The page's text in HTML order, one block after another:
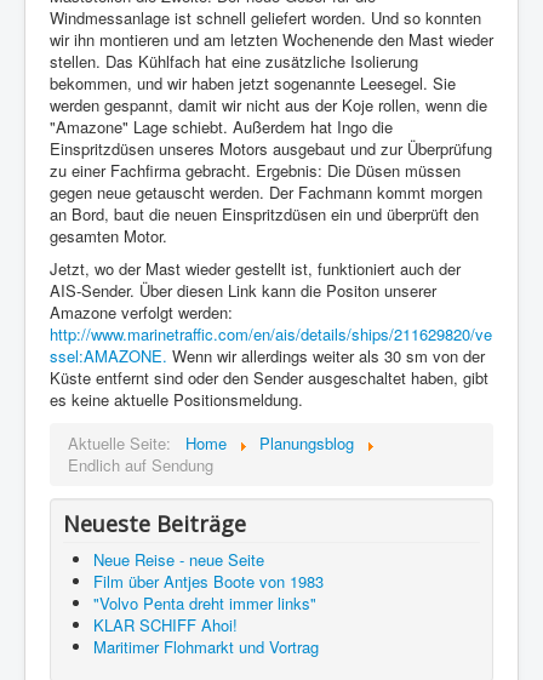
Impressum
Datenschutz
Windmessanlage ist schnell geliefert worden. Und so konnten
wir ihn montieren und am letzten Wochenende den Mast wieder
stellen. Das Kühlfach hat eine zusätzliche Isolierung
bekommen, und wir haben jetzt sogenannte Leesegel. Sie
werden gespannt, damit wir nicht aus der Koje rollen, wenn die
"Amazone" Lage schiebt. Außerdem hat Ingo die
Einspritzdüsen unseres Motors ausgebaut und zur Überprüfung
zu einer Fachfirma gebracht. Ergebnis: Die Düsen müssen
gegen neue getauscht werden. Der Fachmann kommt morgen
an Bord, baut die neuen Einspritzdüsen ein und überprüft den
gesamten Motor.
Jetzt, wo der Mast wieder gestellt ist, funktioniert auch der
AIS-Sender. Über diesen Link kann die Positon unserer
Amazone verfolgt werden:
http://www.marinetraffic.com/en/ais/details/ships/211629820/ve
ssel:AMAZONE. Wenn wir allerdings weiter als 30 sm von der
Küste entfernt sind oder den Sender ausgeschaltet haben, gibt
es keine aktuelle Positionsmeldung.
Aktuelle Seite:
Home
Planungsblog
Endlich auf Sendung
Neueste Beiträge
Neue Reise - neue Seite
Film über Antjes Boote von 1983
"Volvo Penta dreht immer links"
KLAR SCHIFF Ahoi!
Maritimer Flohmarkt und Vortrag